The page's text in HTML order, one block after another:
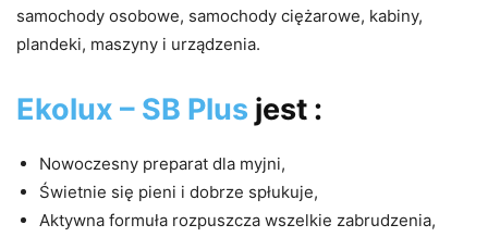
samochody osobowe, samochody ciężarowe, kabiny,
plandeki, maszyny i urządzenia.
Ekolux – SB Plus jest :
Nowoczesny preparat dla myjni,
Świetnie się pieni i dobrze spłukuje,
Aktywna formuła rozpuszcza wszelkie zabrudzenia,